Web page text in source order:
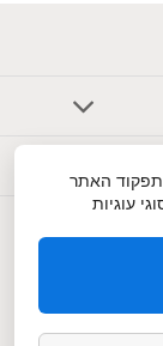
תפקוד האתר
עוגיות